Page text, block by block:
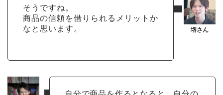
そうですね。
商品の信頼を借りられるメリットか
なと思います。